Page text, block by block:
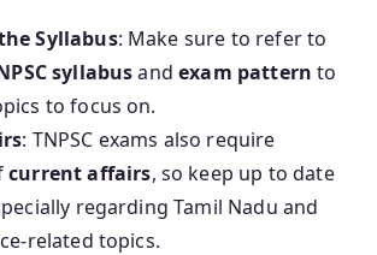
Syllabus: Make sure to refer to
syllabusandexam pattern to
to focus on.
: TNPSC exams also require
current affairs, so keep up to date
regarding Tamil Nadu and
related topics.